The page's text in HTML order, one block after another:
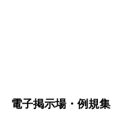
電子掲示場・例規集